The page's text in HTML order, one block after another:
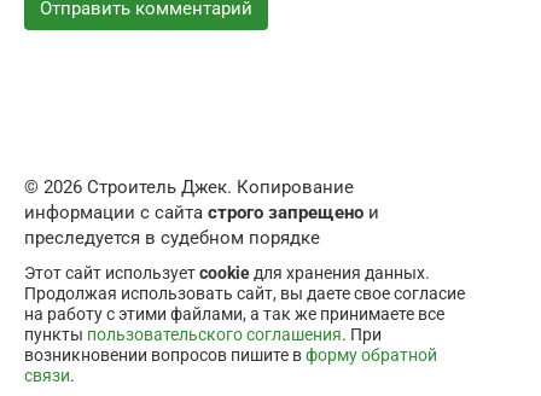
© 2026 Строитель Джек. Копирование
информации с сайта строго запрещено и
преследуется в судебном порядке
Этот сайт используетcookie для хранения данных.
Продолжая использовать сайт, вы даете свое согласие
на работу с этими файлами, а так же принимаете все
пункты пользовательского соглашения. При
возникновении вопросов пишите вформу обратной
связи.